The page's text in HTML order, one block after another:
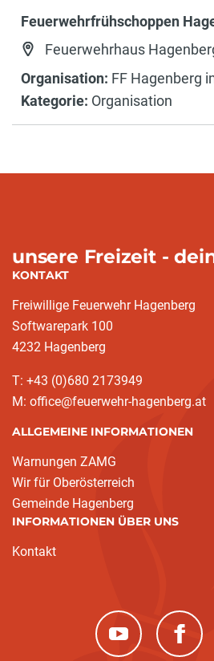
Feuerwehrfrühschoppen
Feuerwehrhaus
Organisation: FF Hagenberg
Kategorie: Organisation
unsere Freizeit -
KONTAKT
Freiwillige Feuerwehr Hagenberg
Softwarepark 100
4232 Hagenberg
T: +43 (0)680 2173949
M: office@feuerwehr-hagenberg.at
ALLGEMEINE INFORMATIONEN
Warnungen ZAMG
Wir für Oberösterreich
Gemeinde Hagenberg
INFORMATIONEN ÜBER UNS
Kontakt
(neues Fenster)